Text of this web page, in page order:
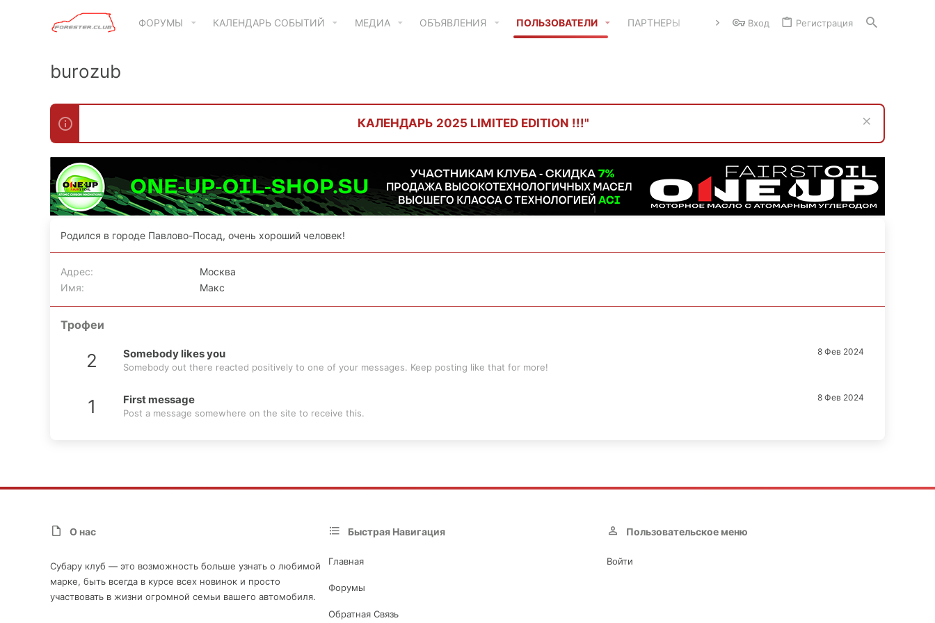
ФОРУМЫ КАЛЕНДАРЬ СОБЫТИЙ МЕДИА ОБЪЯВЛЕНИЯ ПОЛЬЗОВАТЕЛИ ПАРТНЕРЫ Вход Регистрация
burozub
КАЛЕНДАРЬ 2025 LIMITED EDITION !!!"
Родился в городе Павлово-Посад, очень хороший человек!
Адрес
Москва
Имя
Макс
Трофеи
2 8 Фев 2024
Somebody likes you
Somebody out there reacted positively to one of your messages. Keep posting like that for more!
1 8 Фев 2024
First message
Post a message somewhere on the site to receive this.
О нас
Субару клуб — это возможность больше узнать о любимой
марке, быть всегда в курсе всех новинок и просто
участвовать в жизни огромной семьи вашего автомобиля.
Быстрая Навигация
Главная
Форумы
Обратная Связь
Пользовательское меню
Войти